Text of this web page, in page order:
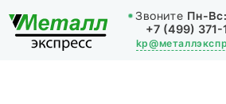
Звоните Пн-Вс:
+7 (499) 371-